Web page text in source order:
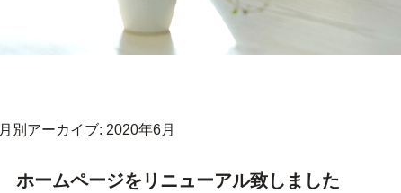
月別アーカイブ: 2020年6月
ホームページをリニューアル致しました